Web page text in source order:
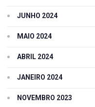
JUNHO 2024
MAIO 2024
ABRIL 2024
JANEIRO 2024
NOVEMBRO 2023